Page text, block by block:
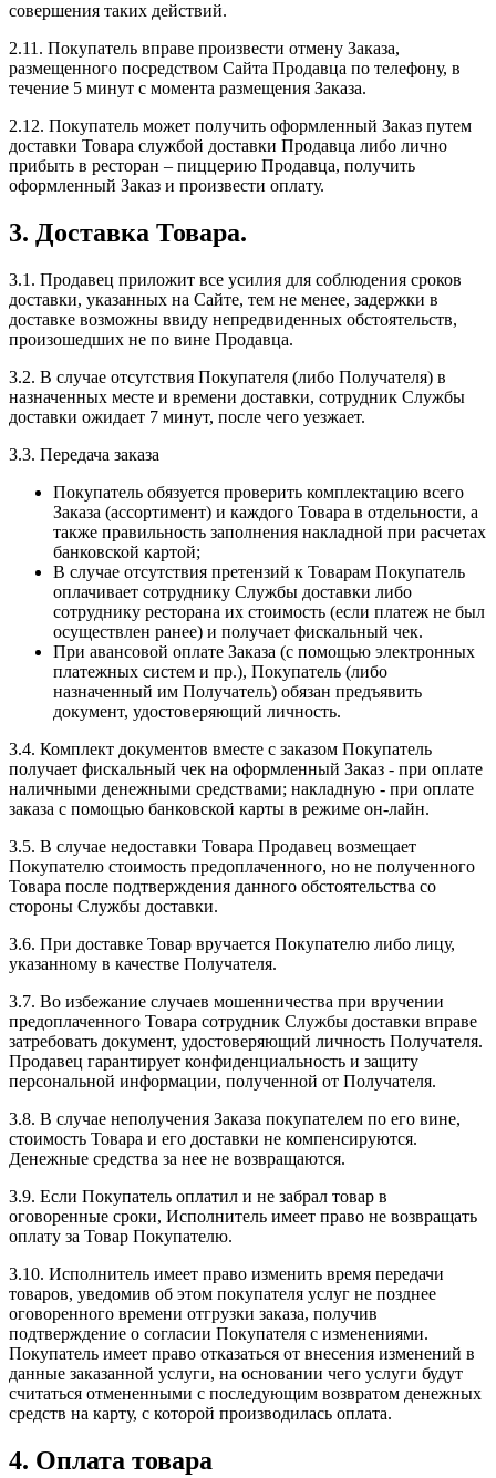
совершения таких действий.
2.11. Покупатель вправе произвести отмену Заказа,
размещенного посредством Сайта Продавца по телефону, в
течение 5 минут с момента размещения Заказа.
2.12. Покупатель может получить оформленный Заказ путем
доставки Товара службой доставки Продавца либо лично
прибыть в ресторан – пиццерию Продавца, получить
оформленный Заказ и произвести оплату.
3. Доставка Товара.
3.1. Продавец приложит все усилия для соблюдения сроков
доставки, указанных на Сайте, тем не менее, задержки в
доставке возможны ввиду непредвиденных обстоятельств,
произошедших не по вине Продавца.
3.2. В случае отсутствия Покупателя (либо Получателя) в
назначенных месте и времени доставки, сотрудник Службы
доставки ожидает 7 минут, после чего уезжает.
3.3. Передача заказа
Покупатель обязуется проверить комплектацию всего
Заказа (ассортимент) и каждого Товара в отдельности, а
также правильность заполнения накладной при расчетах
банковской картой;
В случае отсутствия претензий к Товарам Покупатель
оплачивает сотруднику Службы доставки либо
сотруднику ресторана их стоимость (если платеж не был
осуществлен ранее) и получает фискальный чек.
При авансовой оплате Заказа (с помощью электронных
платежных систем и пр.), Покупатель (либо
назначенный им Получатель) обязан предъявить
документ, удостоверяющий личность.
3.4. Комплект документов вместе с заказом Покупатель
получает фискальный чек на оформленный Заказ - при оплате
наличными денежными средствами; накладную - при оплате
заказа с помощью банковской карты в режиме он-лайн.
3.5. В случае недоставки Товара Продавец возмещает
Покупателю стоимость предоплаченного, но не полученного
Товара после подтверждения данного обстоятельства со
стороны Службы доставки.
3.6. При доставке Товар вручается Покупателю либо лицу,
указанному в качестве Получателя.
3.7. Во избежание случаев мошенничества при вручении
предоплаченного Товара сотрудник Службы доставки вправе
затребовать документ, удостоверяющий личность Получателя.
Продавец гарантирует конфиденциальность и защиту
персональной информации, полученной от Получателя.
3.8. В случае неполучения Заказа покупателем по его вине,
стоимость Товара и его доставки не компенсируются.
Денежные средства за нее не возвращаются.
3.9. Если Покупатель оплатил и не забрал товар в
оговоренные сроки, Исполнитель имеет право не возвращать
оплату за Товар Покупателю.
3.10. Исполнитель имеет право изменить время передачи
товаров, уведомив об этом покупателя услуг не позднее
оговоренного времени отгрузки заказа, получив
подтверждение о согласии Покупателя с изменениями.
Покупатель имеет право отказаться от внесения изменений в
данные заказанной услуги, на основании чего услуги будут
считаться отмененными с последующим возвратом денежных
средств на карту, с которой производилась оплата.
4. Оплата товара